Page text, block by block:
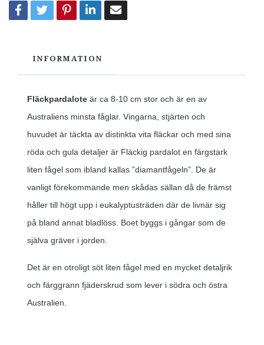
INFORMATION
Fläckpardalote är ca 8-10 cm stor och är en av
Australiens minsta fåglar. Vingarna, stjärten och
huvudet är täckta av distinkta vita fläckar och med sina
röda och gula detaljer är Fläckig pardalot en färgstark
liten fågel som ibland kallas ”diamantfågeln”. De är
vanligt förekommande men skådas sällan då de främst
håller till högt upp i eukalyptusträden där de livnär sig
på bland annat bladlöss. Boet byggs i gångar som de
själva gräver i jorden.
Det är en otroligt söt liten fågel med en mycket detaljrik
och färggrann fjäderskrud som lever i södra och östra
Australien.